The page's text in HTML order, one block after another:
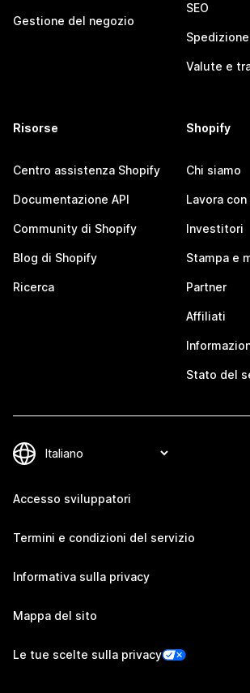
Gestione del negozio
SEO
Spedizione
Valute e
Risorse
Centro assistenza Shopify
Documentazione API
Community di Shopify
Blog di Shopify
Ricerca
Shopify
Chi siamo
Lavora con
Investitori
Stampa e
Partner
Affiliati
Stato del
Accesso sviluppatori
Termini e condizioni del servizio
Informativa sulla privacy
Mappa del sito
Le tue scelte sulla privacy